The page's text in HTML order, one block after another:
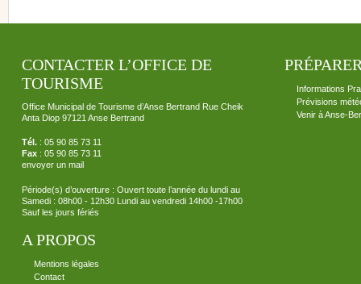
CONTACTER L’OFFICE DE
TOURISME
Office Municipal de Tourisme d’Anse Bertrand Rue Cheik
Anta Diop 97121 Anse Bertrand
Tél. : 05 90 85 73 11
Fax : 05 90 85 73 11
envoyer un mail
Période(s) d’ouverture : Ouvert toute l’année du lundi au
Samedi : 08h00 - 12h30 Lundi au vendredi 14h00 -17h00
Sauf les jours fériés
A PROPOS
Mentions légales
Contact
Informations
Prévisions
Venir à Anse-